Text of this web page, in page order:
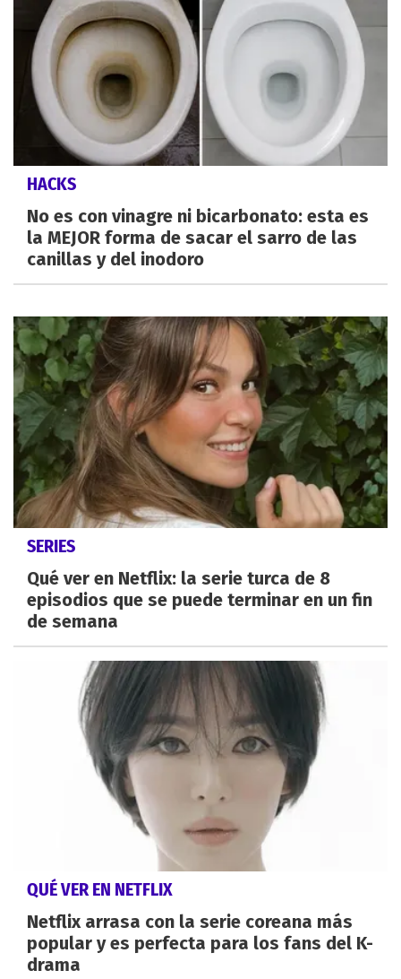
HACKS
No es con vinagre ni bicarbonato: esta es
la MEJOR forma de sacar el sarro de las
canillas y del inodoro
SERIES
Qué ver en Netflix: la serie turca de 8
episodios que se puede terminar en un fin
de semana
QUÉ VER EN NETFLIX
Netflix arrasa con la serie coreana más
popular y es perfecta para los fans del K-
drama